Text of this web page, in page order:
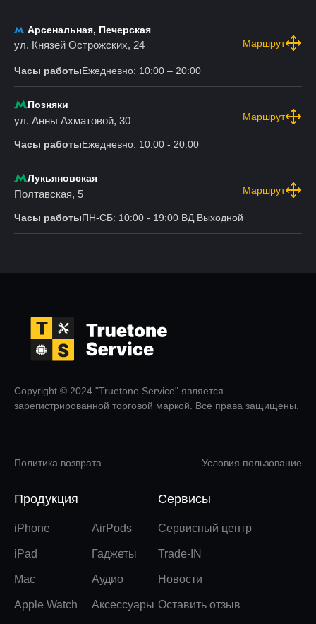
Арсенальная, Печерская
ул. Князей Острожских, 24 Маршрут
Часы работыЕжедневно: 10:00 – 20:00
Позняки
ул. Анны Ахматовой, 30 Маршрут
Часы работыЕжедневно: 10:00 - 20:00
Лукьяновская
Полтавская, 5 Маршрут
Часы работыПН-СБ: 10:00 - 19:00 ВД Выходной
Copyright © 2024 "Truetone Service" является
зарегистрированной торговой маркой. Все права защищены.
Политика возврата Условия пользование
Продукция
iPhone
iPad
Mac
Apple Watch
AirPods
Гаджеты
Аудио
Аксессуары
Сервисы
Сервисный центр
Trade-IN
Новости
Оставить отзыв